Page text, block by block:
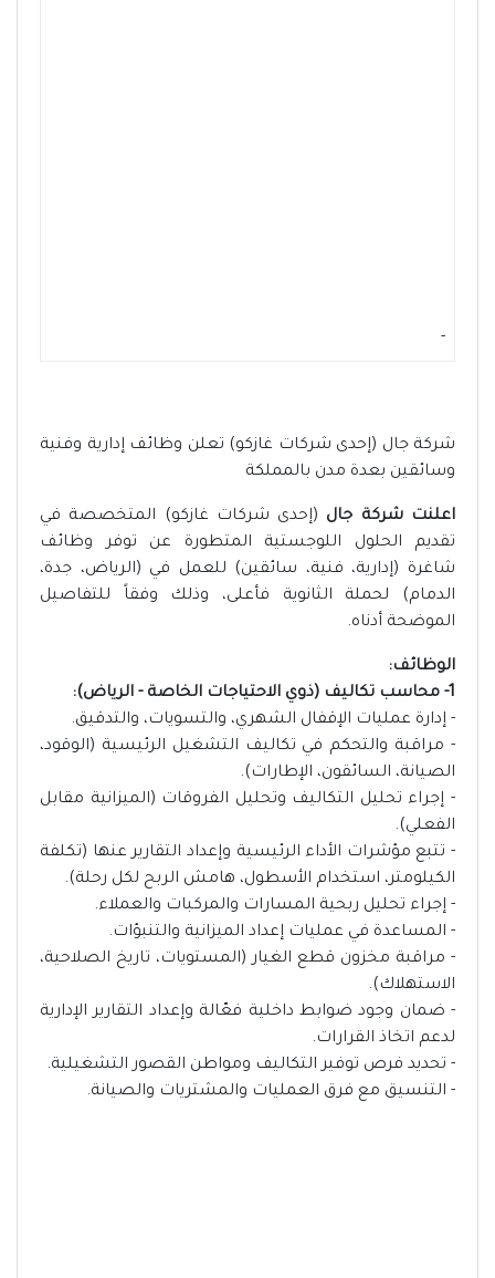
-
شركة جال (إحدى شركات غازكو) تعلن وظائف إدارية وفنية
وسائقين بعدة مدن بالمملكة
اعلنت شركة جال (إحدى شركات غازكو) المتخصصة في
تقديم الحلول اللوجستية المتطورة عن توفر وظائف
شاغرة (إدارية، فنية، سائقين) للعمل في (الرياض، جدة،
الدمام) لحملة الثانوية فأعلى، وذلك وفقاً للتفاصيل
الموضحة أدناه.
الوظائف:
1- محاسب تكاليف (ذوي الاحتياجات الخاصة - الرياض):
- إدارة عمليات الإقفال الشهري، والتسويات، والتدقيق.
- مراقبة والتحكم في تكاليف التشغيل الرئيسية (الوقود،
الصيانة، السائقون، الإطارات).
- إجراء تحليل التكاليف وتحليل الفروقات (الميزانية مقابل
الفعلي).
- تتبع مؤشرات الأداء الرئيسية وإعداد التقارير عنها (تكلفة
الكيلومتر، استخدام الأسطول، هامش الربح لكل رحلة).
- إجراء تحليل ربحية المسارات والمركبات والعملاء.
- المساعدة في عمليات إعداد الميزانية والتنبؤات.
- مراقبة مخزون قطع الغيار (المستويات، تاريخ الصلاحية،
الاستهلاك).
- ضمان وجود ضوابط داخلية فعّالة وإعداد التقارير الإدارية
لدعم اتخاذ القرارات.
- تحديد فرص توفير التكاليف ومواطن القصور التشغيلية.
- التنسيق مع فرق العمليات والمشتريات والصيانة.